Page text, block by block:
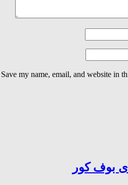
Save my name, email, and website in
بوف کور